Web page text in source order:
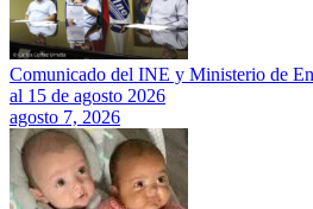
Comunicado del INE y Ministerio de
al 15 de agosto 2026
agosto 7, 2026